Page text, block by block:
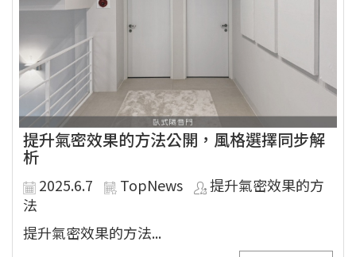
提升氣密效果的方法公開，風格選擇同步解
析
2025.6.7 TopNews
提升氣密效果的方
法
提升氣密效果的方法...